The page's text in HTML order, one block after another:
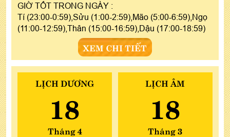
GIỜ TỐT TRONG NGÀY :
Tí (23:00-0:59),Sửu (1:00-2:59),Mão (5:00-6:59),Ngọ
(11:00-12:59),Thân (15:00-16:59),Dậu (17:00-18:59)
XEM CHI TIẾT
LỊCH DƯƠNG
18
Tháng 4
LỊCH ÂM
18
Tháng 3